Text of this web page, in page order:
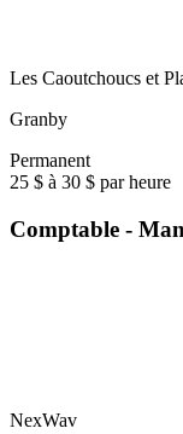
Les Caoutchoucs et
Granby
Permanent
25 $ à 30 $ par heure
Comptable -
NexWav